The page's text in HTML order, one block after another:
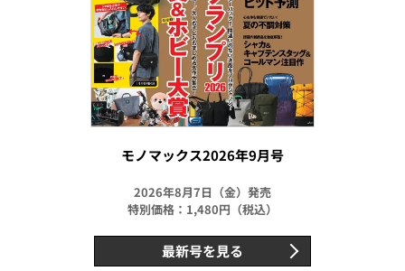
モノマックス2026年9月号
2026年8月7日（金）発売
特別価格：1,480円（税込）
最新号を見る